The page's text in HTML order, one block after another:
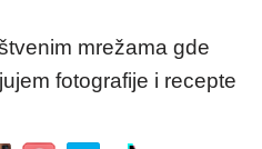
mrežama gde
fotografije i recepte